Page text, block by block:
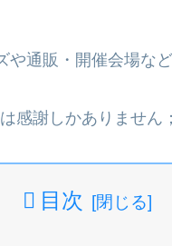
通販・開催会場な
感謝しかありません
目次